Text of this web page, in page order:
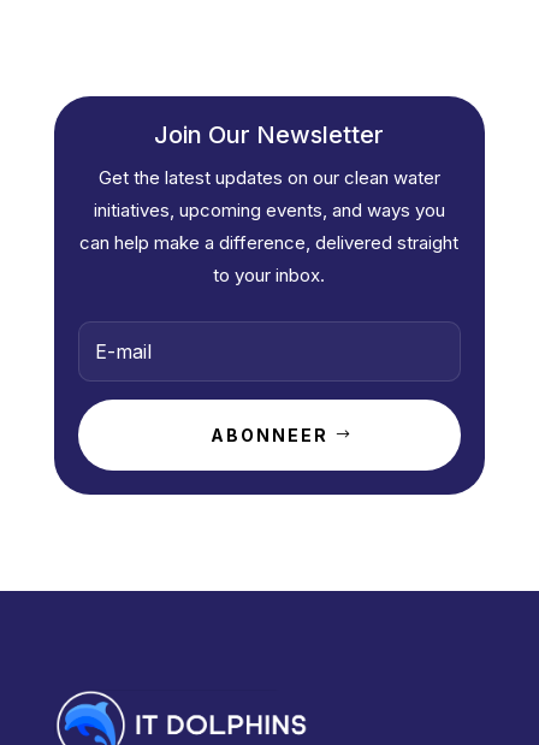
Join Our Newsletter
Get the latest updates on our clean water
initiatives, upcoming events, and ways you
can help make a difference, delivered straight
to your inbox.
ABONNEER